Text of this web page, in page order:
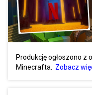
Produkcję ogłoszono z
Minecrafta.
Zobacz